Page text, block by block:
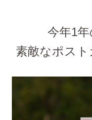
今年1
素敵なポス